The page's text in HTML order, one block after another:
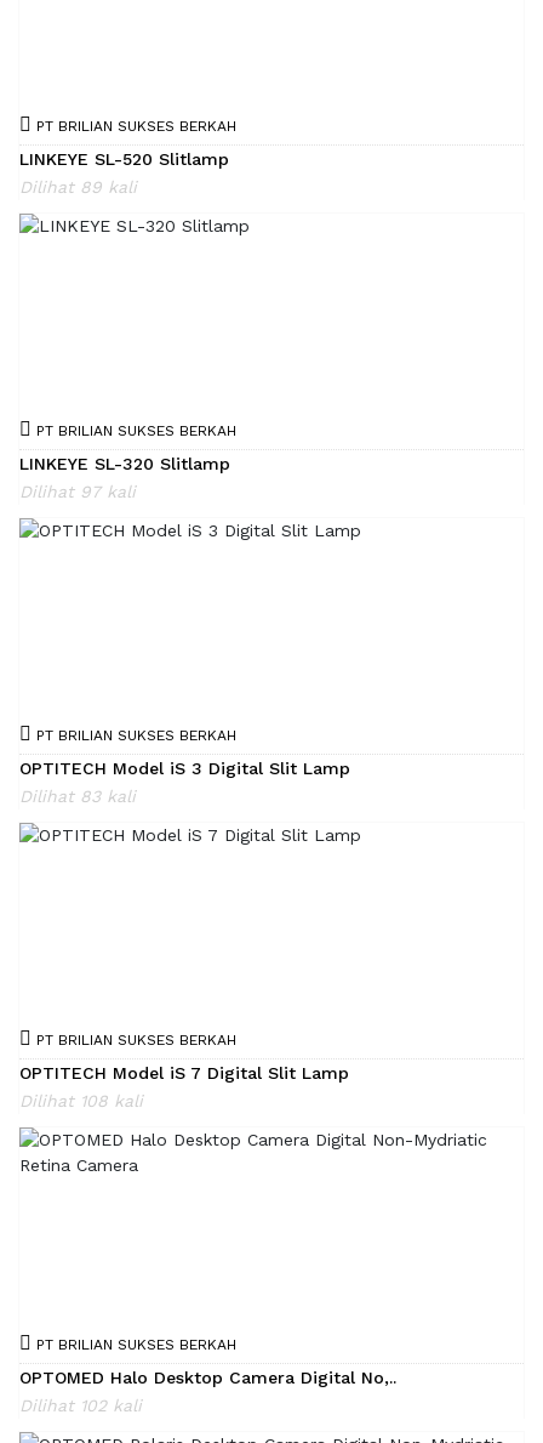
PT BRILIAN SUKSES BERKAH
LINKEYE SL-520 Slitlamp
Dilihat 89 kali
PT BRILIAN SUKSES BERKAH
LINKEYE SL-320 Slitlamp
Dilihat 97 kali
PT BRILIAN SUKSES BERKAH
OPTITECH Model iS 3 Digital Slit Lamp
Dilihat 83 kali
PT BRILIAN SUKSES BERKAH
OPTITECH Model iS 7 Digital Slit Lamp
Dilihat 108 kali
PT BRILIAN SUKSES BERKAH
OPTOMED Halo Desktop Camera Digital No,..
Dilihat 102 kali